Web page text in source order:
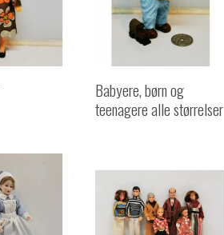
Babyere, børn og
teenagere alle størrelser